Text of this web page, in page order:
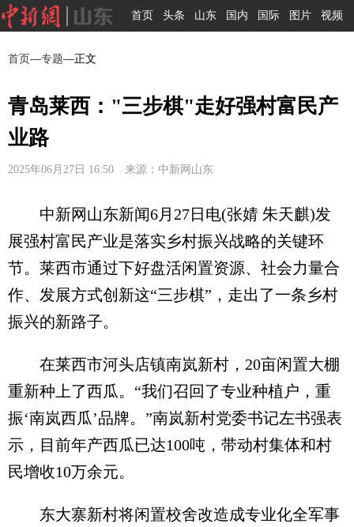
首页 头条 山东 国内 国际 图片 视频
首页—专题—正文
青岛莱西："三步棋"走好强村富民产
业路
2025年06月27日 16:50 来源：中新网山东
中新网山东新闻6月27日电(张婧 朱天麒)发
展强村富民产业是落实乡村振兴战略的关键环
节。莱西市通过下好盘活闲置资源、社会力量合
作、发展方式创新这“三步棋”，走出了一条乡村
振兴的新路子。
在莱西市河头店镇南岚新村，20亩闲置大棚
重新种上了西瓜。“我们召回了专业种植户，重
振‘南岚西瓜’品牌。”南岚新村党委书记左书强表
示，目前年产西瓜已达100吨，带动村集体和村
民增收10万余元。
东大寨新村将闲置校舍改造成专业化全军事